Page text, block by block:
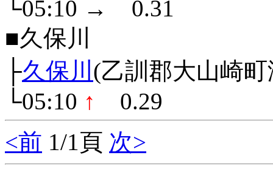
└05:10 →
0.31
■久保川
├久保川 (乙訓郡大山崎
└05:10 ↑
0.29
<前 1/1頁 次>